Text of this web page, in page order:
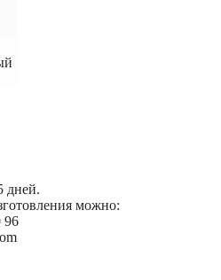
дней.
можно:
96